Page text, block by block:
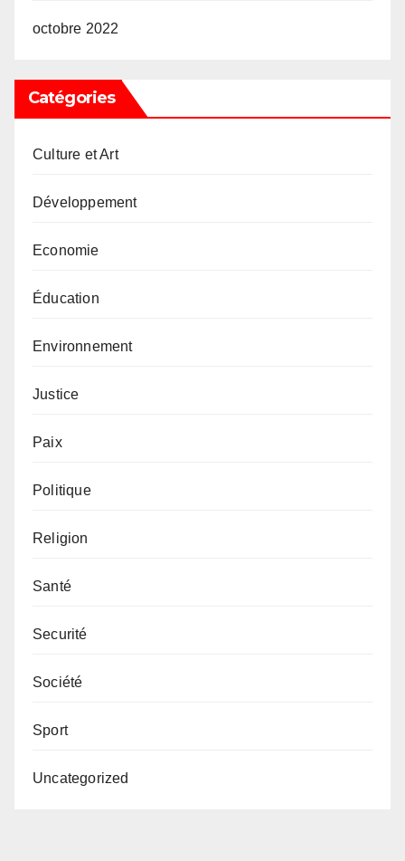
octobre 2022
Catégories
Culture et Art
Développement
Economie
Éducation
Environnement
Justice
Paix
Politique
Religion
Santé
Securité
Société
Sport
Uncategorized